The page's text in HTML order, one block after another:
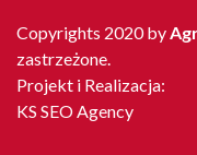
Copyrights 2020 by
zastrzeżone.
Projekt i Realizacja:
KS SEO Agency